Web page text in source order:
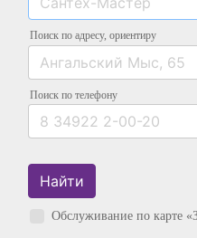
Поиск по адресу, ориентиру
Поиск по телефону
Найти
Обслуживание по карте